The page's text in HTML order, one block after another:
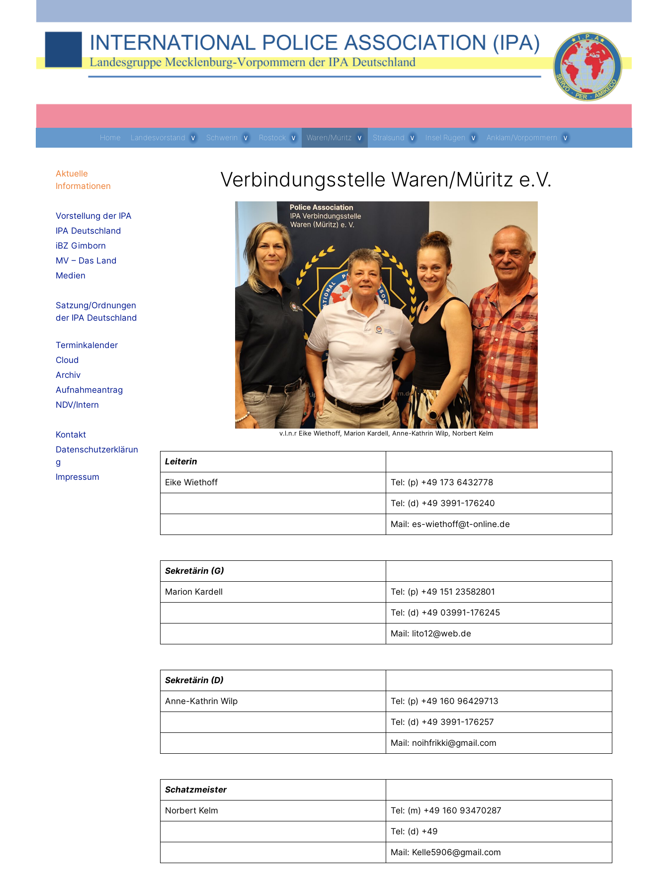
Home Landesvorstand Schwerin Rostock Waren/Müritz Stralsund Insel Rügen Anklam/Vorpommern
Verbindungsstelle Waren/Müritz e.V.
v.l.n.r Eike Wiethoff, Marion Kardell, Anne-Kathrin Wilp, Norbert Kelm
Leiterin
Eike Wiethoff Tel: (p) +49 173 6432778
Tel: (d) +49 3991-176240
Mail: es-wiethoff@t-online.de
Sekretärin (G)
Marion Kardell Tel: (p) +49 151 23582801
Tel: (d) +49 03991-176245
Mail: lito12@web.de
Sekretärin (D)
Anne-Kathrin Wilp Tel: (p) +49 160 96429713
Tel: (d) +49 3991-176257
Mail: noihfrikki@gmail.com
Schatzmeister
Norbert Kelm Tel: (m) +49 160 93470287
Tel: (d) +49
Mail: Kelle5906@gmail.com
Aktuelle
Informationen
Vorstellung der IPA
IPA Deutschland
iBZ Gimborn
MV – Das Land
Medien
Satzung/Ordnungen
der IPA Deutschland
Terminkalender
Cloud
Archiv
Aufnahmeantrag
NDV/Intern
Kontakt
Datenschutzerklärun
g
Impressum